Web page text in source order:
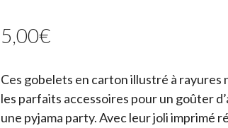
5,00€
Ces gobelets en carton illustré à rayures
les parfaits accessoires pour un goûter
une pyjama party. Avec leur joli imprimé